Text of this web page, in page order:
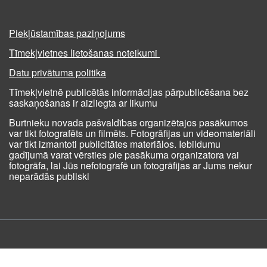
Piekļūstamības paziņojums
Tīmekļvietnes lietošanas noteikumi
Datu privātuma politika
Tīmekļvietnē publicētās informācijas pārpublicēšana bez
saskaņošanas ir aizliegta ar likumu
Burtnieku novada pašvaldības organizētajos pasākumos
var tikt fotografēts un filmēts. Fotogrāfijas un videomateriāli
var tikt izmantoti publicitātes materiālos. Iebildumu
gadījumā varat vērsties pie pasākuma organizatora vai
fotogrāfa, lai Jūs nefotografē un fotogrāfijas ar Jums nekur
neparādās publiski